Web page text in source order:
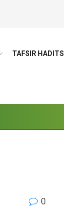
TAFSIR HADITS
0